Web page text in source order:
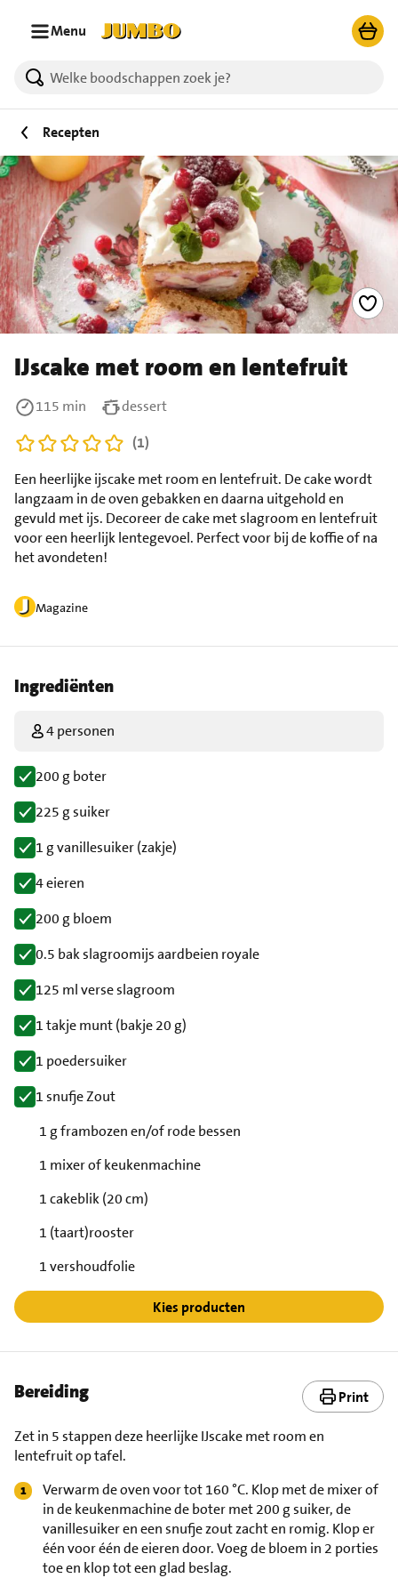
Menu
Recepten
IJscake met room en lentefruit
Magazine
Een heerlijke ijscake met room en lentefruit. De cake wordt
langzaam in de oven gebakken en daarna uitgehold en
gevuld met ijs. Decoreer de cake met slagroom en lentefruit
voor een heerlijk lentegevoel. Perfect voor bij de koffie of na
het avondeten!
115 min
dessert
(1)
Ingrediënten
4 personen
200 g boter
225 g suiker
1 g vanillesuiker (zakje)
4 eieren
200 g bloem
0.5 bak slagroomijs aardbeien royale
125 ml verse slagroom
1 takje munt (bakje 20 g)
1 poedersuiker
1 snufje Zout
1 g frambozen en/of rode bessen
1 mixer of keukenmachine
1 cakeblik (20 cm)
1 (taart)rooster
1 vershoudfolie
Kies producten
Bereiding Print
Zet in 5 stappen deze heerlijke IJscake met room en
lentefruit op tafel.
Verwarm de oven voor tot 160 °C. Klop met de mixer of
in de keukenmachine de boter met 200 g suiker, de
vanillesuiker en een snufje zout zacht en romig. Klop er
één voor één de eieren door. Voeg de bloem in 2 porties
toe en klop tot een glad beslag.